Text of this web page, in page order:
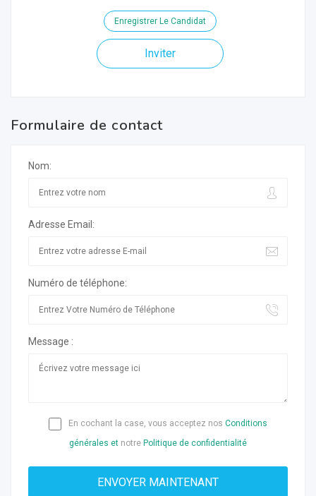
Enregistrer Le Candidat
Inviter
Formulaire de contact
Nom:
Adresse Email:
Numéro de téléphone:
Message :
En cochant la case, vous acceptez nos Conditions
générales et notre Politique de confidentialité